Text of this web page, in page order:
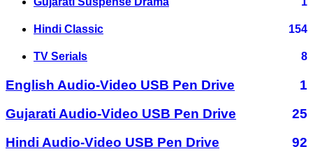
Hindi Classic 154
TV Serials 8
English Audio-Video USB Pen Drive
1
Gujarati Audio-Video USB Pen Drive
25
Hindi Audio-Video USB Pen Drive
92